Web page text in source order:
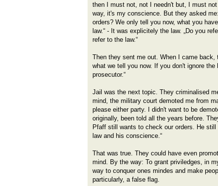
then I must not, not I needn't but, I must
way, it's my conscience. But they asked
orders? We only tell you now, what you
law.“ - It was explicitely the law. „Do you
refer to the law.“
Then they sent me out. When I came back,
what we tell you now. If you don't ignore the
prosecutor.“
Jail was the next topic. They criminalised
mind, the military court demoted me from
please either party. I didn't want to be
originally, been told all the years before.
Pfaff still wants to check our orders. He
law and his conscience.“
That was true. They could have even
mind. By the way: To grant priviledges, in
way to conquer ones mindes and make
particularly, a false flag.